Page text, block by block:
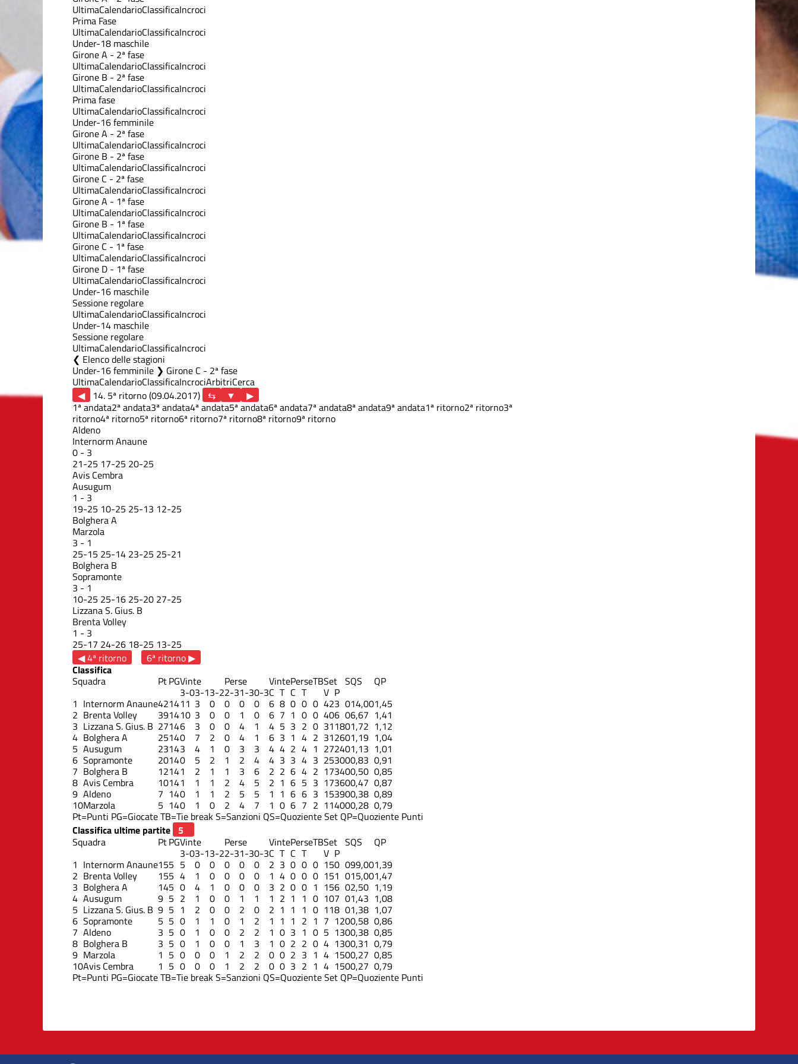
UltimaCalendarioClassificaIncroci
Prima Fase
UltimaCalendarioClassificaIncroci
Under-18 maschile
Girone A - 2ª fase
UltimaCalendarioClassificaIncroci
Girone B - 2ª fase
UltimaCalendarioClassificaIncroci
Prima fase
UltimaCalendarioClassificaIncroci
Under-16 femminile
Girone A - 2ª fase
UltimaCalendarioClassificaIncroci
Girone B - 2ª fase
UltimaCalendarioClassificaIncroci
Girone C - 2ª fase
UltimaCalendarioClassificaIncroci
Girone A - 1ª fase
UltimaCalendarioClassificaIncroci
Girone B - 1ª fase
UltimaCalendarioClassificaIncroci
Girone C - 1ª fase
UltimaCalendarioClassificaIncroci
Girone D - 1ª fase
UltimaCalendarioClassificaIncroci
Under-16 maschile
Sessione regolare
UltimaCalendarioClassificaIncroci
Under-14 maschile
Sessione regolare
UltimaCalendarioClassificaIncroci
Elenco delle stagioni
Under-16 femminile ❯ Girone C - 2ª fase
UltimaCalendarioClassificaIncrociArbitriCerca
◀
14. 5ª ritorno (09.04.2017)
▶
1ª andata2ª andata3ª andata4ª andata5ª andata6ª andata7ª andata8ª andata9ª andata1ª ritorno2ª ritorno3ª
ritorno4ª ritorno5ª ritorno6ª ritorno7ª ritorno8ª ritorno9ª ritorno
Aldeno
Internorm Anaune
0 - 3
21-25 17-25 20-25
Avis Cembra
Ausugum
1 - 3
19-25 10-25 25-13 12-25
Bolghera A
Marzola
3 - 1
25-15 25-14 23-25 25-21
Bolghera B
Sopramonte
3 - 1
10-25 25-16 25-20 27-25
Lizzana S. Gius. B
Brenta Volley
1 - 3
25-17 24-26 18-25 13-25
◀ 4ª ritorno
6ª ritorno ▶
Classifica
Squadra PtPGVinte Perse VintePerseTBSet SQS QP
3-03-13-22-31-30-3C T C T V P
1 Internorm Anaune421411 3 0 0 0 0 6 8 0 0 0 423 014,001,45
2 Brenta Volley 391410 3 0 0 1 0 6 7 1 0 0 406 06,67 1,41
3 Lizzana S. Gius. B 27146 3 0 0 4 1 4 5 3 2 0 311801,72 1,12
4 Bolghera A 25140 7 2 0 4 1 6 3 1 4 2 312601,19 1,04
5 Ausugum 23143 4 1 0 3 3 4 4 2 4 1 272401,13 1,01
6 Sopramonte 20140 5 2 1 2 4 4 3 3 4 3 253000,83 0,91
7 Bolghera B 12141 2 1 1 3 6 2 2 6 4 2 173400,50 0,85
8 Avis Cembra 10141 1 1 2 4 5 2 1 6 5 3 173600,47 0,87
9 Aldeno 7 140 1 1 2 5 5 1 1 6 6 3 153900,38 0,89
10Marzola 5 140 1 0 2 4 7 1 0 6 7 2 114000,28 0,79
Pt=Punti PG=GiocateTB=Tie breakS=Sanzioni QS=Quoziente Set QP=Quoziente Punti
Classifica ultime partite
Squadra
PtPGVinte Perse VintePerseTBSet SQS QP
3-03-13-22-31-30-3C T C T V P
1 Internorm Anaune155 5 0 0 0 0 0 2 3 0 0 0 150 099,001,39
2 Brenta Volley 155 4 1 0 0 0 0 1 4 0 0 0 151 015,001,47
3 Bolghera A 145 0 4 1 0 0 0 3 2 0 0 1 156 02,50 1,19
4 Ausugum 9 5 2 1 0 0 1 1 1 2 1 1 0 107 01,43 1,08
5 Lizzana S. Gius. B 9 5 1 2 0 0 2 0 2 1 1 1 0 118 01,38 1,07
6 Sopramonte 5 5 0 1 1 0 1 2 1 1 1 2 1 7 1200,58 0,86
7 Aldeno 3 5 0 1 0 0 2 2 1 0 3 1 0 5 1300,38 0,85
8 Bolghera B 3 5 0 1 0 0 1 3 1 0 2 2 0 4 1300,31 0,79
9 Marzola 1 5 0 0 0 1 2 2 0 0 2 3 1 4 1500,27 0,85
10Avis Cembra 1 5 0 0 0 1 2 2 0 0 3 2 1 4 1500,27 0,79
Pt=Punti PG=GiocateTB=Tie breakS=Sanzioni QS=Quoziente Set QP=Quoziente Punti